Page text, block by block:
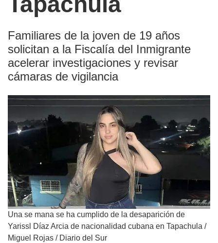
Familiares de la joven de 19 años
solicitan a la Fiscalía del Inmigrante
acelerar investigaciones y revisar
cámaras de vigilancia
Una se mana se ha cumplido de la desaparición de
Yarissl Díaz Arcia de nacionalidad cubana en Tapachula /
Miguel Rojas / Diario del Sur